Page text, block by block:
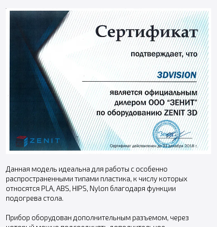
Данная модель идеальна для работы с особенно
распространенными типами пластика, к числу которых
относятся PLA, ABS, HIPS, Nylon благодаря функции
подогрева стола.
Прибор оборудован дополнительным разъемом, через